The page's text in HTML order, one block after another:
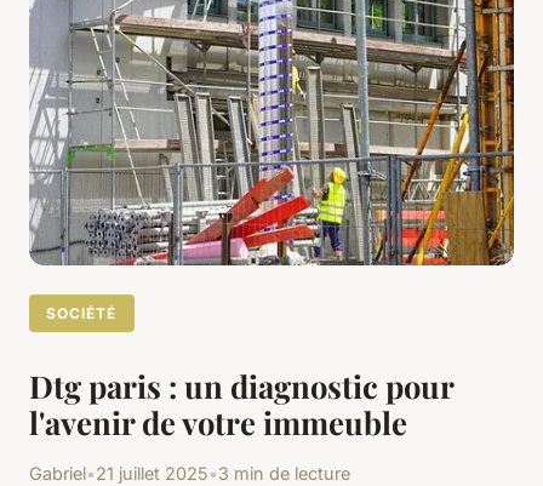
SOCIÉTÉ
Dtg paris : un diagnostic pour
l'avenir de votre immeuble
Gabriel•21 juillet 2025•3 min de lecture